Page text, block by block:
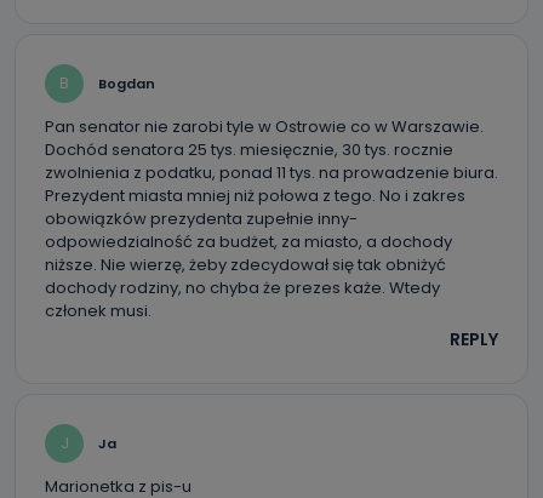
B Bogdan
Pan senator nie zarobi tyle w Ostrowie co w Warszawie.
Dochód senatora 25 tys. miesięcznie, 30 tys. rocznie
zwolnienia z podatku, ponad 11 tys. na prowadzenie biura.
Prezydent miasta mniej niż połowa z tego. No i zakres
obowiązków prezydenta zupełnie inny-
odpowiedzialność za budżet, za miasto, a dochody
niższe. Nie wierzę, żeby zdecydował się tak obniżyć
dochody rodziny, no chyba że prezes każe. Wtedy
członek musi.
REPLY
J Ja
Marionetka z pis-u